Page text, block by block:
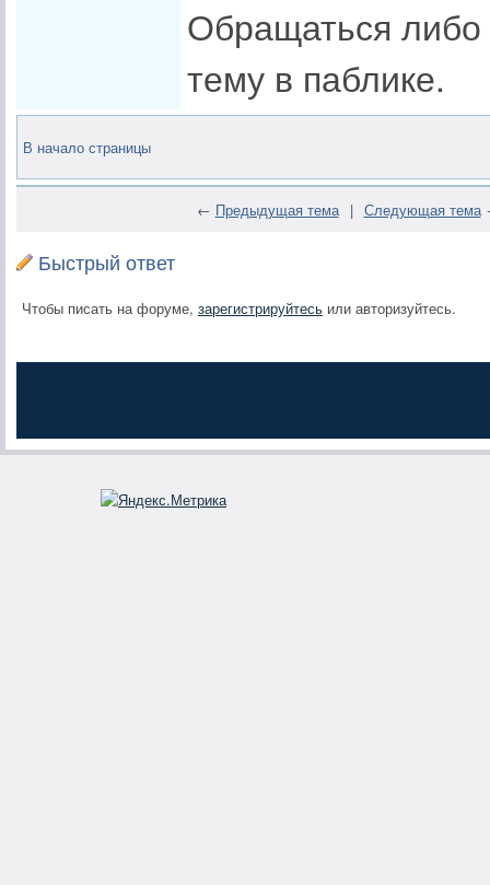
Обращаться
тему в паблике.
В начало страницы
← Предыдущая тема | Следующая тема
Быстрый ответ
Чтобы писать на форуме, зарегистрируйтесь или авторизуйтесь.